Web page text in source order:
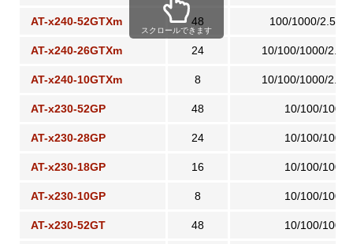
AT-x240-52GTXm 48 100/1000/2.5G/
AT-x240-26GTXm 24 10/100/1000/
AT-x240-10GTXm 8 10/100/1000/
AT-x230-52GP 48 10/100/
AT-x230-28GP 24 10/100/
AT-x230-18GP 16 10/100/
AT-x230-10GP 8 10/100/
AT-x230-52GT 48 10/100/
スクロールできます